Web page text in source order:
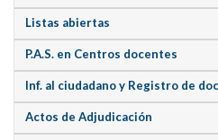
Listas abiertas
P.A.S. en Centros docentes
Inf. al ciudadano y Registro de
Actos de Adjudicación